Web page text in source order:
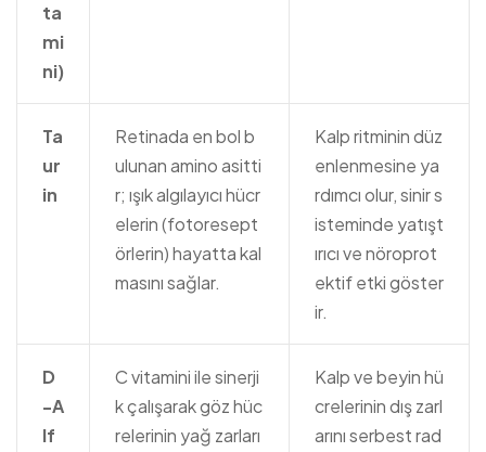
ta
mi
ni)
Ta
ur
in
Retinada en bol b
ulunan amino asitti
r; ışık algılayıcı hücr
elerin (fotoresept
örlerin) hayatta kal
masını sağlar.
Kalp ritminin düz
enlenmesine ya
rdımcı olur, sinir s
isteminde yatışt
ırıcı ve nöroprot
ektif etki göster
ir.
D
-A
lf
C vitamini ile sinerji
k çalışarak göz hüc
relerinin yağ zarları
Kalp ve beyin hü
crelerinin dış zarl
arını serbest rad